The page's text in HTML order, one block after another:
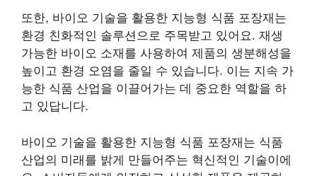
또한, 바이오 기술을 활용한 지능형 식품 포장재는
환경 친화적인 솔루션으로 주목받고 있어요. 재생
가능한 바이오 소재를 사용하여 제품의 생분해성을
높이고 환경 오염을 줄일 수 있습니다. 이는 지속 가
능한 식품 산업을 이끌어가는 데 중요한 역할을 하
고 있답니다.
바이오 기술을 활용한 지능형 식품 포장재는 식품
산업의 미래를 밝게 만들어주는 혁신적인 기술이에